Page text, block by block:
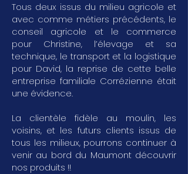
Tous deux issus du milieu agricole et
avec comme métiers précédents, le
conseil agricole et le commerce
pour Christine, l’élevage et sa
technique, le transport et la logistique
pour David, la reprise de cette belle
entreprise familiale Corrézienne était
une évidence.
La clientèle fidèle au moulin, les
voisins, et les futurs clients issus de
tous les milieux, pourrons continuer à
venir au bord du Maumont découvrir
nos produits !!